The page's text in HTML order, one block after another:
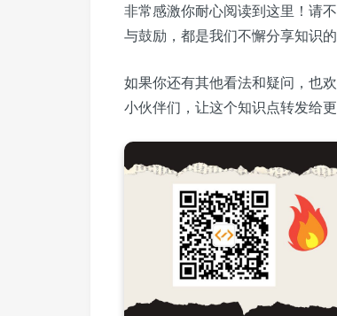
非常感激你耐心阅读到这里！请
与鼓励，都是我们不懈分享知识的
如果你还有其他看法和疑问，也
小伙伴们，让这个知识点转发给